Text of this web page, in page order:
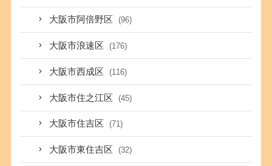
大阪市阿倍野区 (96)
大阪市浪速区 (176)
大阪市西成区 (116)
大阪市住之江区 (45)
大阪市住吉区 (71)
大阪市東住吉区 (32)